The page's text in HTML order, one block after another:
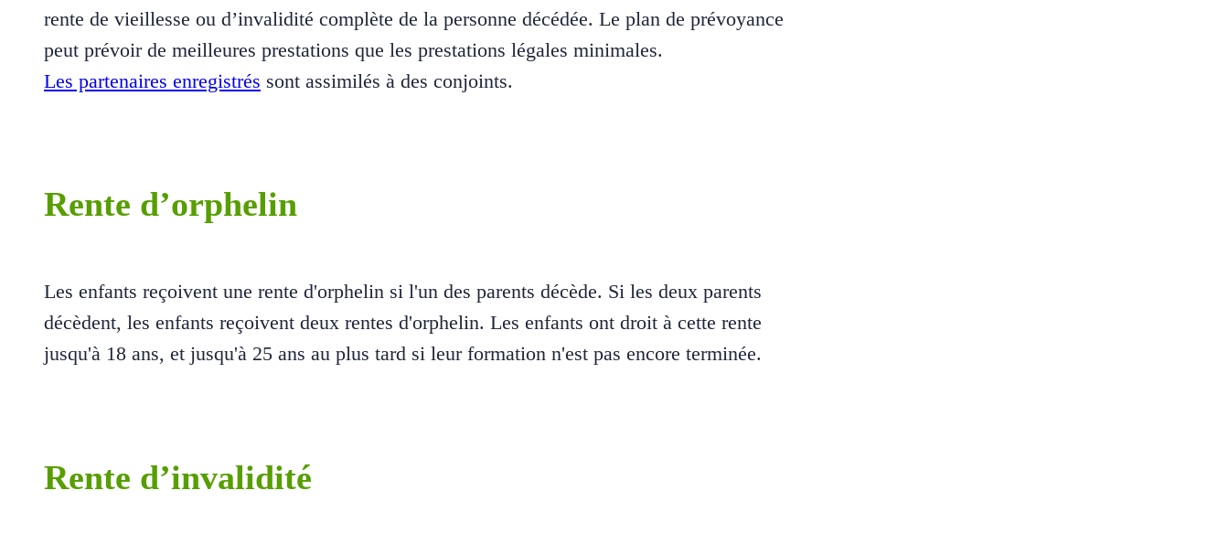
rente de vieillesse ou d’invalidité complète de la personne décédée. Le plan de prévoyance
peut prévoir de meilleures prestations que les prestations légales minimales.
Les partenaires enregistrés sont assimilés à des conjoints.
Rente d’orphelin
Les enfants reçoivent une rente d'orphelin si l'un des parents décède. Si les deux parents
décèdent, les enfants reçoivent deux rentes d'orphelin. Les enfants ont droit à cette rente
jusqu'à 18 ans, et jusqu'à 25 ans au plus tard si leur formation n'est pas encore terminée.
Rente d’invalidité